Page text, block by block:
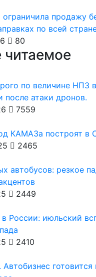
ограничила продажу
по всей
80
по величине НПЗ
после атаки дронов.
7559
КАМАЗа построят в
2465
автобусов: резкое
2449
России: июльский
2410
готовится